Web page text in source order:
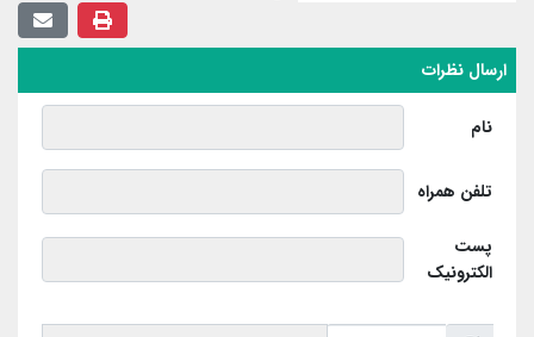
ارسال نظرات
نام
تلفن همراه
پست
الکترونیک